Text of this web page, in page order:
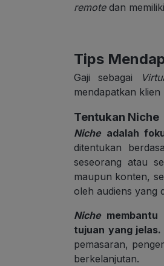
remotedan
Tips
Gaji sebagai
mendapatkan
Tentukan Niche
Niche adalah
ditentukan
seseorang atau
maupun konten,
oleh audiens yang
Niche
tujuan yang jelas.
pemasaran,
berkelanjutan.